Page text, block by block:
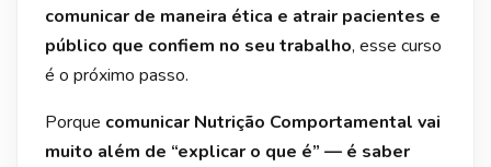
comunicar de maneira ética e atrair pacientes e
público que confiem no seu trabalho, esse curso
é o próximo passo.
Porque comunicar Nutrição Comportamental vai
muito além de “explicar o que é” — é saber